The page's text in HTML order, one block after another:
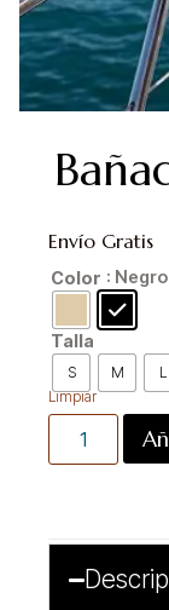
Envío Gratis
Color : Negro
Talla
S M L
Limpiar